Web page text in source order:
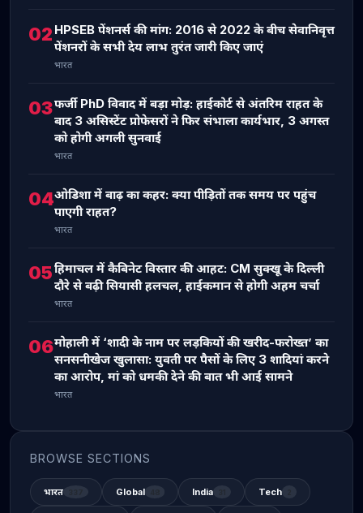
02 HPSEB पेंशनर्स की मांग: 2016 से 2022 के बीच सेवानिवृत्त
पेंशनरों के सभी देय लाभ तुरंत जारी किए जाएं
भारत
03फर्जी PhD विवाद में बड़ा मोड़: हाईकोर्ट से अंतरिम राहत के
बाद 3 असिस्टेंट प्रोफेसरों ने फिर संभाला कार्यभार, 3 अगस्त
को होगी अगली सुनवाई
भारत
04ओडिशा में बाढ़ का कहर: क्या पीड़ितों तक समय पर पहुंच
पाएगी राहत?
भारत
05हिमाचल में कैबिनेट विस्तार की आहट: CM सुक्खू के दिल्ली
दौरे से बढ़ी सियासी हलचल, हाईकमान से होगी अहम चर्चा
भारत
06मोहाली में ‘शादी के नाम पर लड़कियों की खरीद-फरोख्त’ का
सनसनीखेज खुलासा: युवती पर पैसों के लिए 3 शादियां करने
का आरोप, मां को धमकी देने की बात भी आई सामने
भारत
BROWSE SECTIONS
भारत Global India Tech